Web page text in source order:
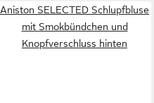
Aniston SELECTED Schlupfbluse
mit Smokbündchen und
Knopfverschluss hinten